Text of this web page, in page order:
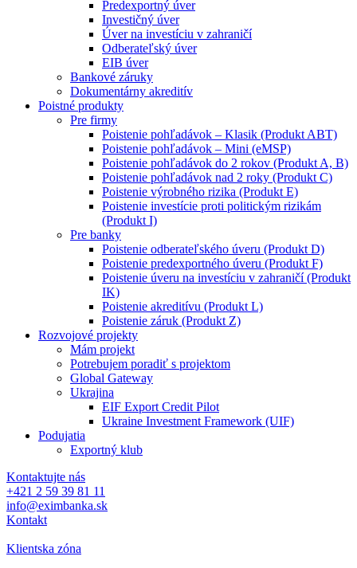
Predexportný úver
Investičný úver
Úver na investíciu v zahraničí
Odberateľský úver
EIB úver
Bankové záruky
Dokumentárny akreditív
Poistné produkty
Pre firmy
Poistenie pohľadávok – Klasik (Produkt ABT)
Poistenie pohľadávok – Mini (eMSP)
Poistenie pohľadávok do 2 rokov (Produkt A, B)
Poistenie pohľadávok nad 2 roky (Produkt C)
Poistenie výrobného rizika (Produkt E)
Poistenie investície proti politickým rizikám
(Produkt I)
Pre banky
Poistenie odberateľského úveru (Produkt D)
Poistenie predexportného úveru (Produkt F)
Poistenie úveru na investíciu v zahraničí (Produkt
IK)
Poistenie akreditívu (Produkt L)
Poistenie záruk (Produkt Z)
Rozvojové projekty
Mám projekt
Potrebujem poradiť s projektom
Global Gateway
Ukrajina
EIF Export Credit Pilot
Ukraine Investment Framework (UIF)
Podujatia
Exportný klub
Kontaktujte nás
+421 2 59 39 81 11
info@eximbanka.sk
Kontakt
Klientska zóna